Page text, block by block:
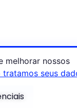
melhorar nossos
tratamos seus